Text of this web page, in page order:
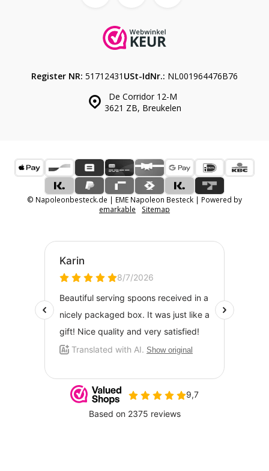
De Corridor 12-M
3621 ZB, Breukelen
Register NR: 51712431 USt-IdNr.: NL001964476B76
© Napoleonbesteck.de | EME Napoleon Besteck | Powered by
emarkable
Sitemap